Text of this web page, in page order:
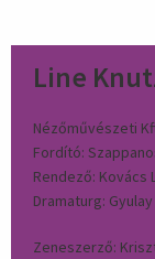
Line
Nézőművészeti
Fordító:
Rendező: Kovács
Dramaturg:
Zeneszerző: